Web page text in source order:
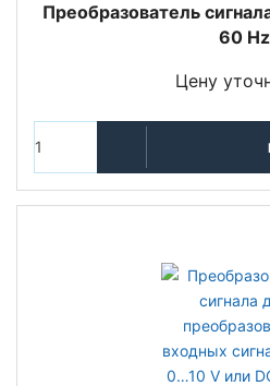
Преобразователь
60 Hz
Цену